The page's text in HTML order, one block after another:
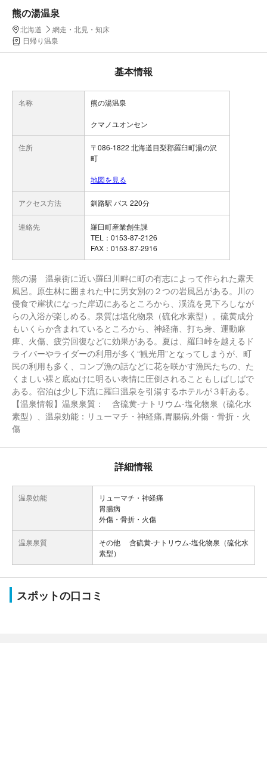
熊の湯温泉
北海道
網走・北見・知床
日帰り温泉
基本情報
名称 熊の湯温泉
クマノユオンセン
住所
〒086-1822 北海道目梨郡羅臼町湯の沢
町
地図を見る
アクセス方法 釧路駅 バス 220分
連絡先
羅臼町産業創生課
TEL：0153-87-2126
FAX：0153-87-2916
熊の湯 温泉街に近い羅臼川畔に町の有志によって作られた露天
風呂。原生林に囲まれた中に男女別の２つの岩風呂がある。川の
侵食で崖状になった岸辺にあるところから、渓流を見下ろしなが
らの入浴が楽しめる。泉質は塩化物泉（硫化水素型）。硫黄成分
もいくらか含まれているところから、神経痛、打ち身、運動麻
痺、火傷、疲労回復などに効果がある。夏は、羅臼峠を越えるド
ライバーやライダーの利用が多く“観光用”となってしまうが、町
民の利用も多く、コンブ漁の話などに花を咲かす漁民たちの、た
くましい裸と底ぬけに明るい表情に圧倒されることもしばしばで
ある。宿泊は少し下流に羅臼温泉を引湯するホテルが３軒ある。
【温泉情報】温泉泉質： 含硫黄-ナトリウム-塩化物泉（硫化水
素型）、温泉効能：リューマチ・神経痛,胃腸病,外傷・骨折・火
傷
詳細情報
温泉効能
リューマチ・神経痛
胃腸病
外傷・骨折・火傷
温泉泉質
その他 含硫黄-ナトリウム-塩化物泉（硫化水
素型）
スポットの口コミ